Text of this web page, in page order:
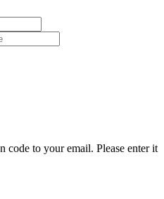
code to your email. Please enter it